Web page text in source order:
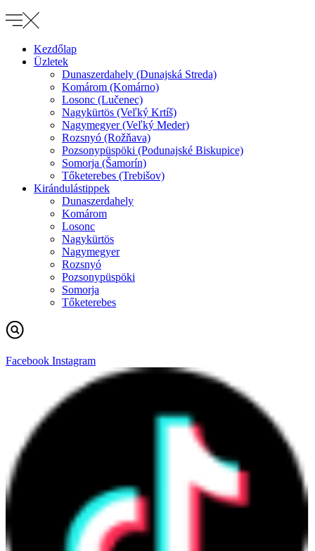
Kezdőlap
Üzletek
Dunaszerdahely (Dunajská Streda)
Komárom (Komárno)
Losonc (Lučenec)
Nagykürtös (Veľký Krtíš)
Nagymegyer (Veľký Meder)
Rozsnyó (Rožňava)
Pozsonypüspöki (Podunajské Biskupice)
Somorja (Šamorín)
Tőketerebes (Trebišov)
Kirándulástippek
Dunaszerdahely
Komárom
Losonc
Nagykürtös
Nagymegyer
Rozsnyó
Pozsonypüspöki
Somorja
Tőketerebes
Facebook Instagram